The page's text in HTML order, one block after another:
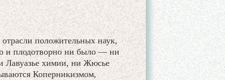
положительных наук,
и плодотворно ни было — ни
Лавуазье химии, ни Жюсье
Коперникизмом,